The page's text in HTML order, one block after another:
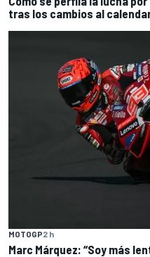
tras los cambios al
MOTOGP2 h
Marc Márquez: “Soy más